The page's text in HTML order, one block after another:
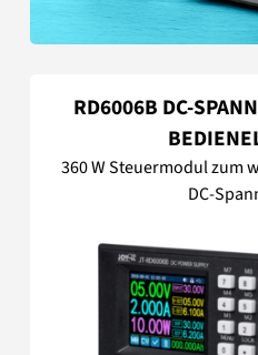
RD6006B DC-
360 W Steuermodul zum
DC-